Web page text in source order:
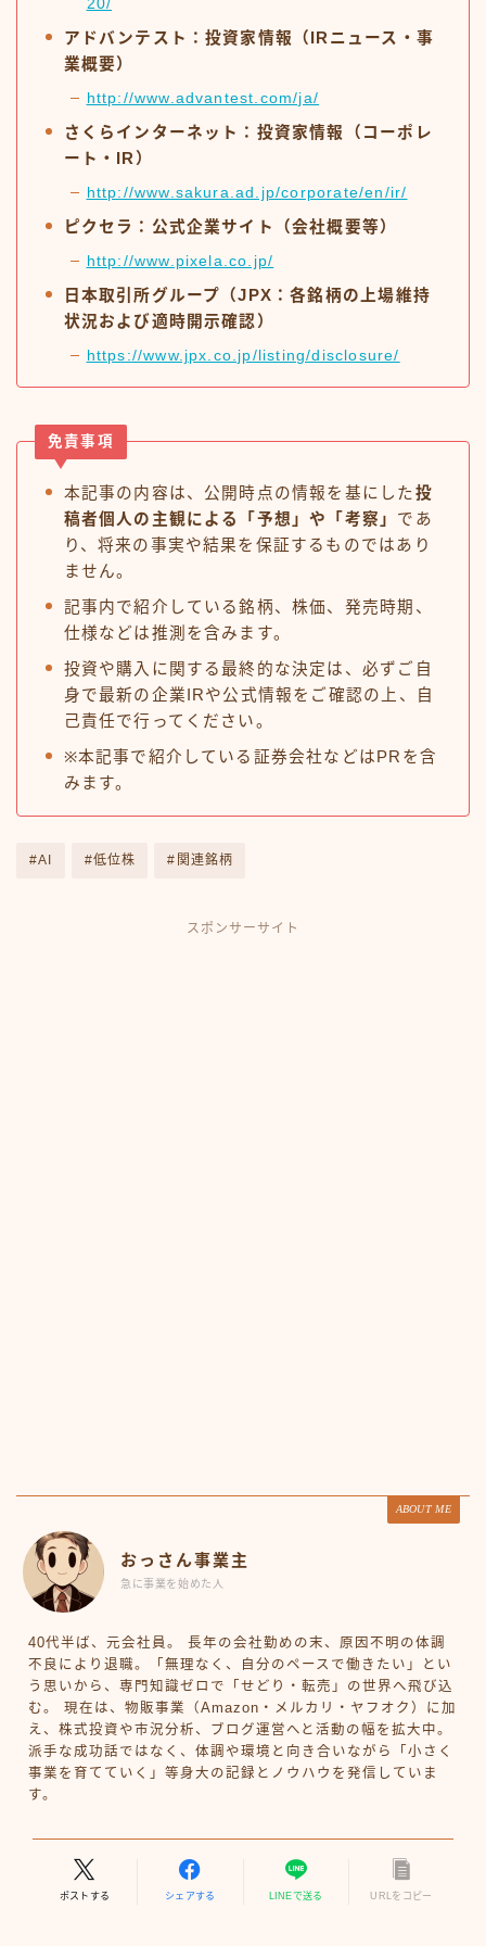
アドバンテスト：投資家情報（IRニュース・事
業概要）
http://www.advantest.com/ja/
さくらインターネット：投資家情報（コーポレ
ート・IR）
http://www.sakura.ad.jp/corporate/en/ir/
ピクセラ：公式企業サイト（会社概要等）
http://www.pixela.co.jp/
日本取引所グループ（JPX：各銘柄の上場維持
状況および適時開示確認）
https://www.jpx.co.jp/listing/disclosure/
免責事項
本記事の内容は、公開時点の情報を基にした投
稿者個人の主観による「予想」や「考察」 であ
り、将来の事実や結果を保証するものではあり
ません。
記事内で紹介している銘柄、株価、発売時期、
仕様などは推測を含みます。
投資や購入に関する最終的な決定は、必ずご自
身で最新の企業IRや公式情報をご確認の上、自
己責任で行ってください。
※本記事で紹介している証券会社などはPRを含
みます。
#AI #低位株 #関連銘柄
スポンサーサイト
ABOUT ME
おっさん事業主
急に事業を始めた人
40代半ば、元会社員。 長年の会社勤めの末、原因不明の体調
不良により退職。「無理なく、自分のペースで働きたい」とい
う思いから、専門知識ゼロで「せどり・転売」の世界へ飛び込
む。 現在は、物販事業（Amazon・メルカリ・ヤフオク）に加
え、株式投資や市況分析、ブログ運営へと活動の幅を拡大中。
派手な成功話ではなく、体調や環境と向き合いながら「小さく
事業を育てていく」等身大の記録とノウハウを発信していま
す。
ポストする シェアする LINEで送る URLをコピー